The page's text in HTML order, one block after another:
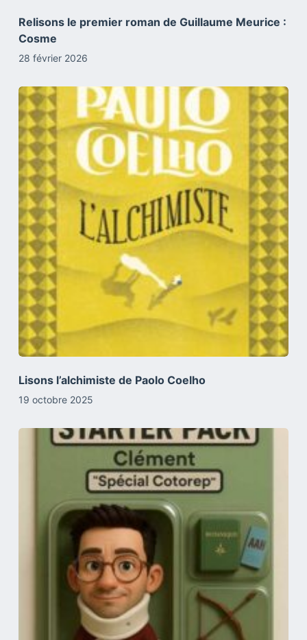
Relisons le premier roman de Guillaume Meurice :
Cosme
28 février 2026
Lisons l’alchimiste de Paolo Coelho
19 octobre 2025